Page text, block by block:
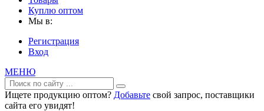
Куплю оптом
Мы в:
Регистрация
Вход
МЕНЮ
Ищете продукцию оптом? Добавьте свой запрос, поставщики
сайта его увидят!